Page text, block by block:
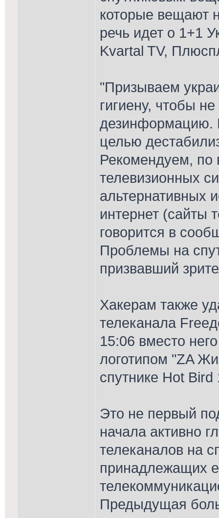
которые вещают
речь идет о 1+1
Kvartal TV,
"Призываем
гигиену, чтобы
дезинформацию.
целью
Рекомендуем, по
телевизионных
альтернативных
интернет (сайты
говорится в
Проблемы на
призвавший
Хакерам также
телеканала
15:06 вместо
логотипом "ZA
спутнике Hot
Это не первый
начала активно
телеканалов на
принадлежащих
Предыдущая